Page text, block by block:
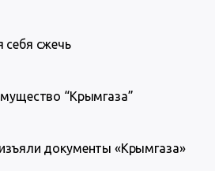
сжечь
“Крымгаза”
документы «Крымгаза»